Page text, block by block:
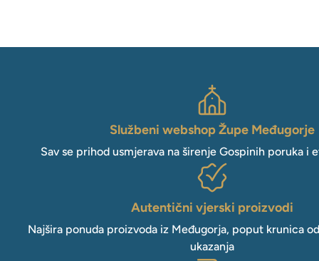
Službeni webshop Župe Međugorje
Sav se prihod usmjerava na širenje Gospinih poruka i
Autentični vjerski proizvodi
Najšira ponuda proizvoda iz Međugorja, poput krunica
ukazanja